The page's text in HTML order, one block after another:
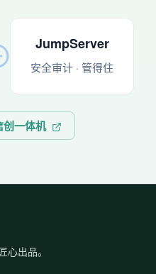
JumpServer
安全审计 · 管得住
创一体机
出品。